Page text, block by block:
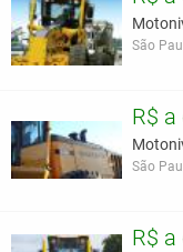
São
R$
São
R$